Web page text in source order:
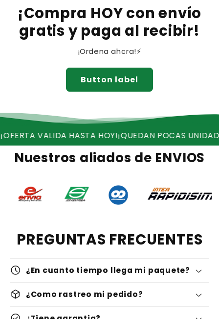
¡Compra HOY con envío
gratis y paga al recibir!
¡Ordena ahora!⚡
Button label
VALIDA HASTA HOY!¡QUEDAN POCAS UNIDADES!
Nuestros aliados de ENVIOS
PREGUNTAS FRECUENTES
schedule ¿En cuanto tiempo llega mi paquete?
deployed_code ¿Como rastreo mi pedido?